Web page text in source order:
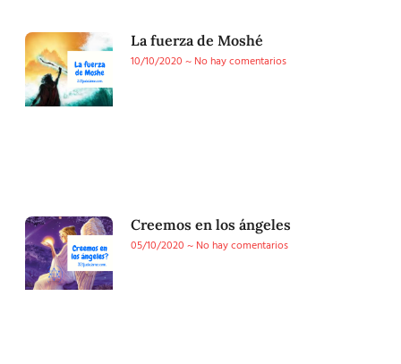
La fuerza de Moshé
10/10/2020
No hay comentarios
Creemos en los ángeles
05/10/2020
No hay comentarios